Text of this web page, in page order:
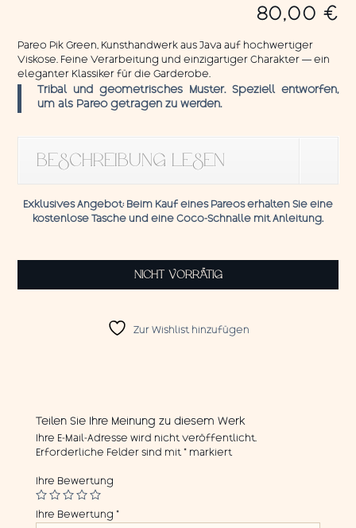
80,00 €
Pareo Pik Green, Kunsthandwerk aus Java auf hochwertiger
Viskose. Feine Verarbeitung und einzigartiger Charakter — ein
eleganter Klassiker für die Garderobe.
Tribal und geometrisches Muster. Speziell entworfen,
um als Pareo getragen zu werden.
BESCHREIBUNG LESEN
Exklusives Angebot: Beim Kauf eines Pareos erhalten Sie eine
kostenlose Tasche und eine Coco-Schnalle mitAnleitung.
NICHT VORRÄTIG
Zur Wishlist hinzufügen
Teilen Sie Ihre Meinung zu diesem Werk
Ihre E-Mail-Adresse wird nicht veröffentlicht.
Erforderliche Felder sind mit*markiert
Ihre Bewertung
Ihre Bewertung *